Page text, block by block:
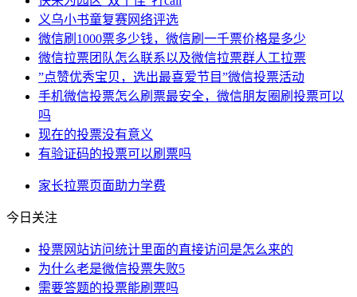
义乌小书童复赛网络评选
微信刷1000票多少钱，微信刷一千票价格是多少
微信拉票团队怎么联系以及微信拉票群人工拉票
”点赞优秀宝贝，选出最喜爱节目”微信投票活动
手机微信投票怎么刷票最安全，微信朋友圈刷投票可以
吗
现在的投票没有意义
有验证码的投票可以刷票吗
家长拉票页面助力学费
今日关注
投票网站访问统计里面的直接访问是怎么来的
为什么老是微信投票失败5
​需要答题的投票能刷票吗